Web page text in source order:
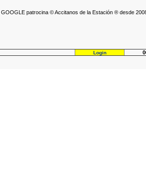
patrocina © Accitanos de la Estación ® desde 2008
Login